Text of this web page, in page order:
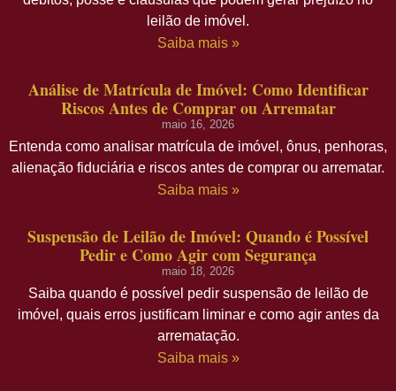
leilão de imóvel.
Saiba mais »
Análise de Matrícula de Imóvel: Como Identificar
Riscos Antes de Comprar ou Arrematar
maio 16, 2026
Entenda como analisar matrícula de imóvel, ônus, penhoras,
alienação fiduciária e riscos antes de comprar ou arrematar.
Saiba mais »
Suspensão de Leilão de Imóvel: Quando é Possível
Pedir e Como Agir com Segurança
maio 18, 2026
Saiba quando é possível pedir suspensão de leilão de
imóvel, quais erros justificam liminar e como agir antes da
arrematação.
Saiba mais »